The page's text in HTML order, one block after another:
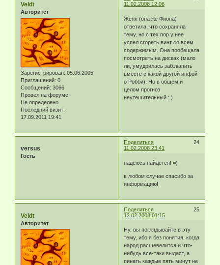
11.02.2008 12:06
Veldt
Авторитет
Зарегистрирован: 05.06.2005
Приглашений: 0
Сообщений: 3066
Провел на форуме:
Не определено
Последний визит:
17.09.2011 19:41
Женя (она же Фиона)
ответила, что сохраняла
тему, но с тех пор у нее
успел сгореть винт со всем
содержимым. Она пообещала
посмотреть на дисках (мало
ли, умудрилась забэкапить
вместе с какой другой инфой
о Робби). Но в общем и
целом прогноз
неутешительный : )
Поделиться
24
11.02.2008 23:41
versus
Гость
надеюсь найдётся! =)
в любом случае спасибо за
информацию!
Поделиться
25
12.02.2008 01:15
Veldt
Авторитет
Ну, вы поглядывайте в эту
тему, ибо я без понятия, когда
народ расшевелится и что-
нибудь все-таки выдаст, а
пинать каждые пять минут не